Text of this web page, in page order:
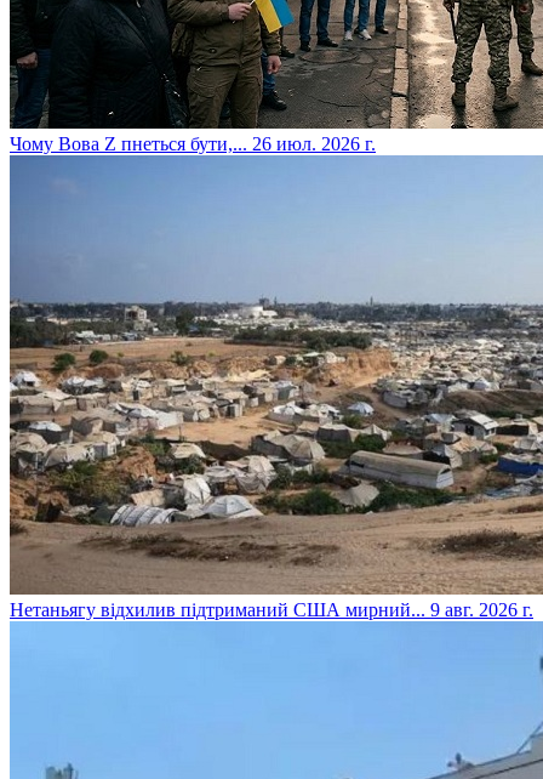
​Чому Вова Z пнеться бути,... 26 июл. 2026 г.
​Нетаньягу відхилив підтриманий США мирний... 9 авг. 2026 г.